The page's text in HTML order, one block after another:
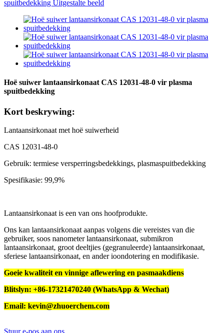
Hoë suiwer lantaansirkonaat CAS 12031-48-0 vir plasma
spuitbedekking
Kort beskrywing:
Lantaansirkonaat met hoë suiwerheid
CAS 12031-48-0
Gebruik: termiese versperringsbedekkings, plasmaspuitbedekking
Spesifikasie: 99,9%
Lantaansirkonaat is een van ons hoofprodukte.
Ons kan lantaansirkonaat aanpas volgens die vereistes van die
gebruiker, soos nanometer lantaansirkonaat, submikron
lantaansirkonaat, groot deeltjies (gegranuleerde) lantaansirkonaat,
sferiese lantaansirkonaat, en ander ioondotering en modifikasie.
Goeie kwaliteit en vinnige aflewering en pasmaakdiens
Blitslyn: +86-17321470240 (WhatsApp & Wechat)
Email: kevin@zhuoerchem.com